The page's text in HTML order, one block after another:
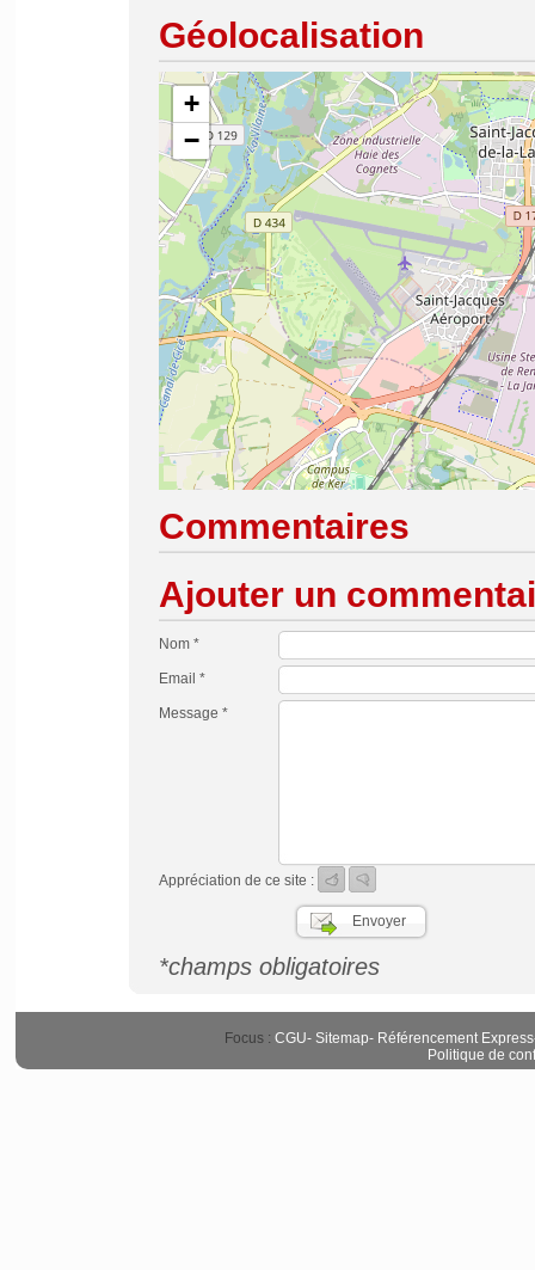
Géolocalisation
+
−
Commentaires
Ajouter un
Nom *
Email *
Message *
Appréciation de ce site :
*champs obligatoires
Focus : CGU- Sitemap- Référencement Express
Politique de